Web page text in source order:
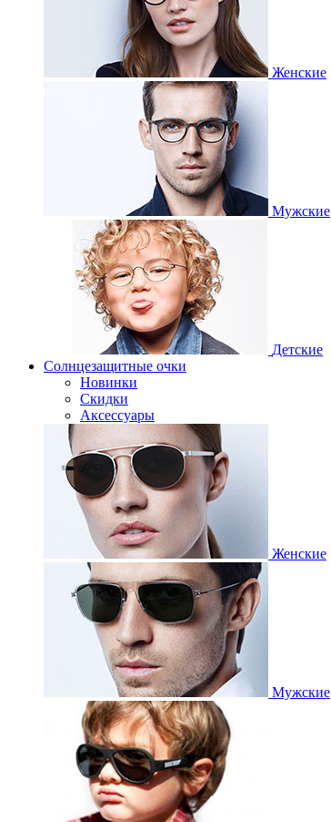
Женские
Мужские
Детские
Солнцезащитные очки
Новинки
Скидки
Аксессуары
Женские
Мужские